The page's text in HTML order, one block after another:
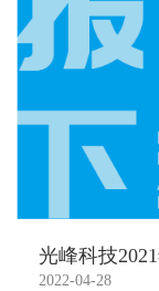
2022-04-28